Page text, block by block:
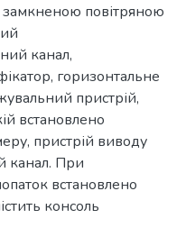
повітряною
канал,
горизонтальне
пристрій,
встановлено
пристрій виводу
канал. При
встановлено
консоль